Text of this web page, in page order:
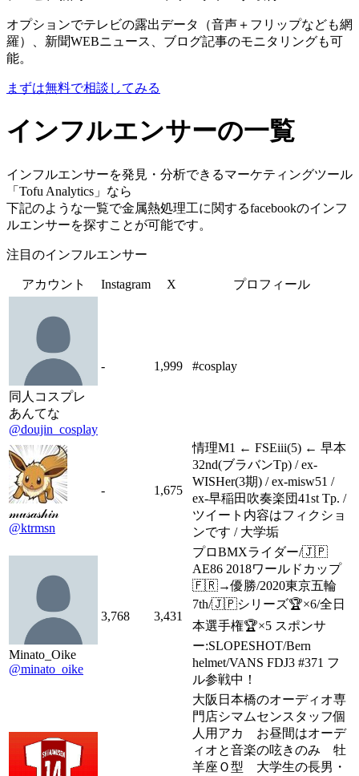
オプションでテレビの露出データ（音声＋フリップなども網
羅）、新聞WEBニュース、ブログ記事のモニタリングも可
能。
まずは無料で相談してみる
インフルエンサーの一覧
インフルエンサーを発見・分析できるマーケティングツール
「Tofu Analytics」なら
下記のような一覧で金属熱処理工に関するfacebookのインフ
ルエンサーを探すことが可能です。
注目のインフルエンサー
アカウント Instagram X プロフィール
同人コスプレ
あんてな
@doujin_cosplay
- 1,999 #cosplay
𝓂𝓊𝓈𝒶𝓈𝒽𝒾𝓃
@ktrmsn
- 1,675
情理M1 ← FSEiii(5) ← 早本
32nd(ブラバンTp) / ex-
WISHer(3期) / ex-misw51 /
ex-早稲田吹奏楽団41st Tp. /
ツイート内容はフィクショ
ンです / 大学垢
Minato_Oike
@minato_oike
3,768 3,431
プロBMXライダー/🇯🇵
AE86 2018ワールドカップ
🇫🇷→優勝/2020東京五輪
7th/🇯🇵シリーズ🏆×6/全日
本選手権🏆×5 スポンサ
ー:SLOPESHOT/Bern
helmet/VANS FDJ3 #371 フ
ル参戦中！
大阪日本橋のオーディオ専
門店シマムセンスタッフ個
人用アカ お昼間はオーデ
ィオと音楽の呟きのみ 牡
羊座Ｏ型 大学生の長男・